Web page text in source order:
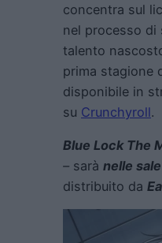
concentra sul
nel processo di
talento
prima stagione
disponibile in
su Crunchyroll.
Blue Lock The
– sarà nelle
distribuito da